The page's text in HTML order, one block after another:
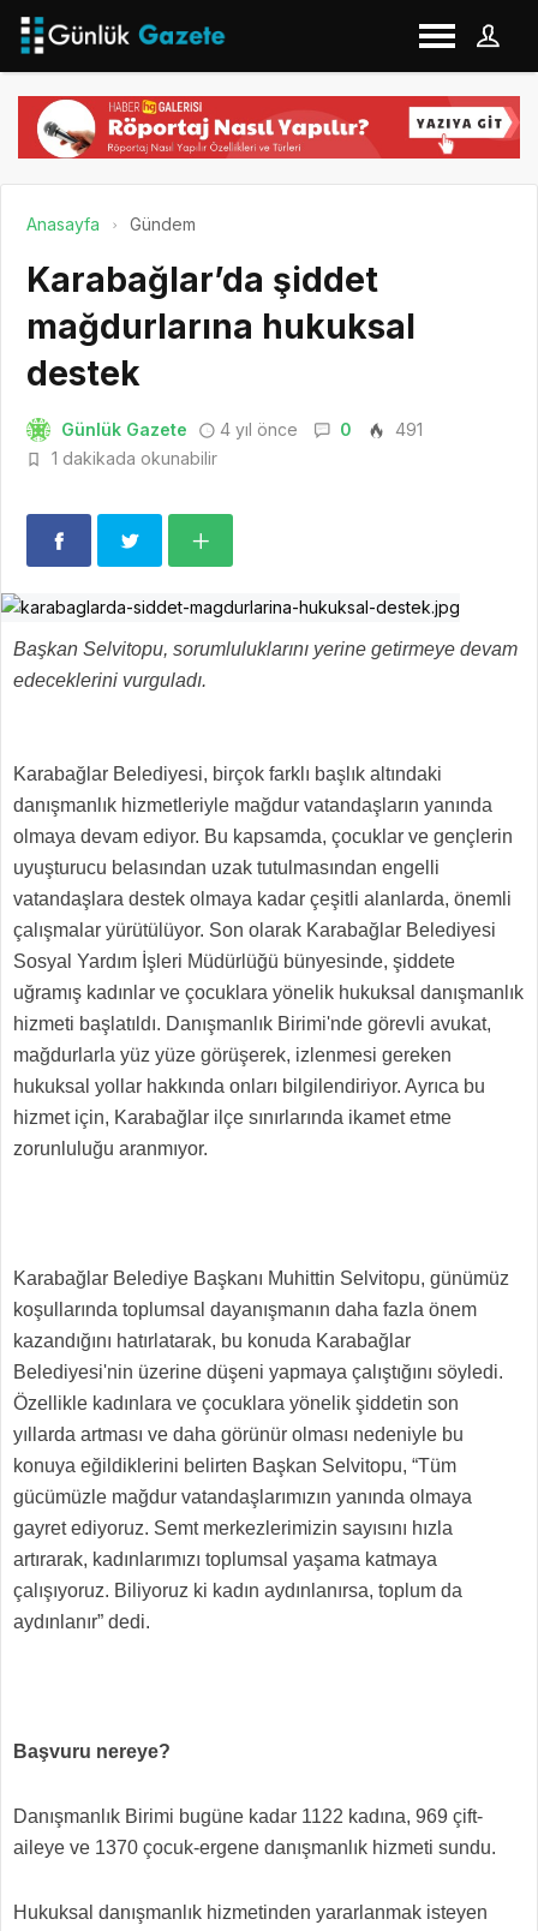
Anasayfa Gündem
Karabağlar’da şiddet
mağdurlarına hukuksal
destek
Günlük Gazete 4 yıl önce 0
491
1 dakikada okunabilir
Başkan Selvitopu, sorumluluklarını yerine getirmeye devam
edeceklerini vurguladı.
Karabağlar Belediyesi, birçok farklı başlık altındaki
danışmanlık hizmetleriyle mağdur vatandaşların yanında
olmaya devam ediyor. Bu kapsamda, çocuklar ve gençlerin
uyuşturucu belasından uzak tutulmasından engelli
vatandaşlara destek olmaya kadar çeşitli alanlarda, önemli
çalışmalar yürütülüyor. Son olarak Karabağlar Belediyesi
Sosyal Yardım İşleri Müdürlüğü bünyesinde, şiddete
uğramış kadınlar ve çocuklara yönelik hukuksal danışmanlık
hizmeti başlatıldı. Danışmanlık Birimi'nde görevli avukat,
mağdurlarla yüz yüze görüşerek, izlenmesi gereken
hukuksal yollar hakkında onları bilgilendiriyor. Ayrıca bu
hizmet için, Karabağlar ilçe sınırlarında ikamet etme
zorunluluğu aranmıyor.
Karabağlar Belediye Başkanı Muhittin Selvitopu, günümüz
koşullarında toplumsal dayanışmanın daha fazla önem
kazandığını hatırlatarak, bu konuda Karabağlar
Belediyesi'nin üzerine düşeni yapmaya çalıştığını söyledi.
Özellikle kadınlara ve çocuklara yönelik şiddetin son
yıllarda artması ve daha görünür olması nedeniyle bu
konuya eğildiklerini belirten Başkan Selvitopu, “Tüm
gücümüzle mağdur vatandaşlarımızın yanında olmaya
gayret ediyoruz. Semt merkezlerimizin sayısını hızla
artırarak, kadınlarımızı toplumsal yaşama katmaya
çalışıyoruz. Biliyoruz ki kadın aydınlanırsa, toplum da
aydınlanır” dedi.
Başvuru nereye?
Danışmanlık Birimi bugüne kadar 1122 kadına, 969 çift-
aileye ve 1370 çocuk-ergene danışmanlık hizmeti sundu.
Hukuksal danışmanlık hizmetinden yararlanmak isteyen